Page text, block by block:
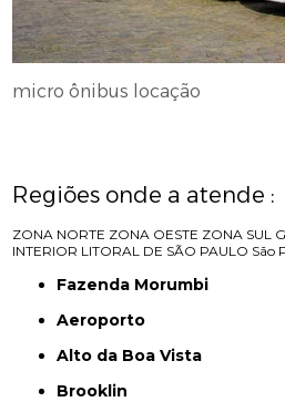
micro ônibus locação
Regiões onde a atende :
ZONA NORTE ZONA OESTE ZONA SUL
INTERIOR LITORAL DE SÃO PAULO São
Fazenda Morumbi
Aeroporto
Alto da Boa Vista
Brooklin